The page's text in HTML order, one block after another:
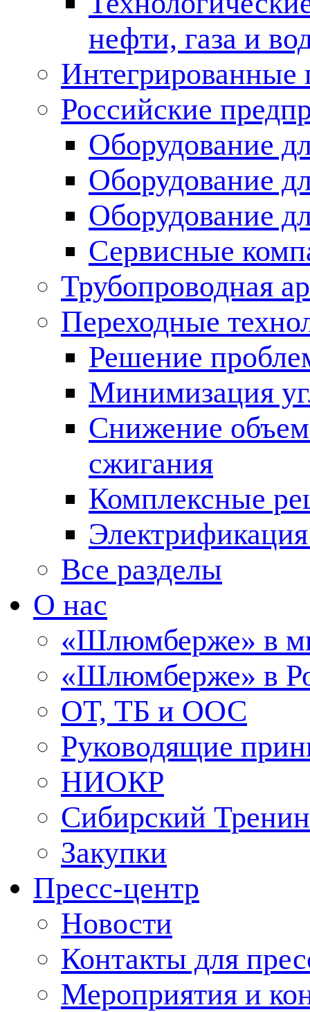
нефти, газа и
Российские
Оборудование
Оборудование
Оборудование
Сервисные
Трубопроводная
Переходные
Решение
Минимизация
Снижение
сжигания
Комплексные
Все разделы
О нас
«Шлюмберже» в
«Шлюмберже» в
ОТ, ТБ и ООС
Руководящие
НИОКР
Сибирский
Закупки
Пресс-центр
Новости
Контакты для
Мероприятия и